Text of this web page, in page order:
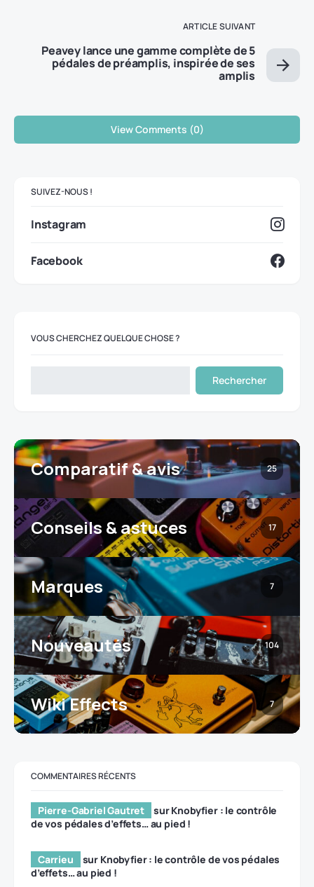
ARTICLE SUIVANT
Peavey lance une gamme complète de 5
pédales de préamplis, inspirée de ses
amplis
View Comments (0)
SUIVEZ-NOUS !
Instagram
Facebook
VOUS CHERCHEZ QUELQUE CHOSE ?
Rechercher
Comparatif & avis 25
Conseils & astuces 17
Marques 7
Nouveautés 104
Wiki Effects 7
COMMENTAIRES RÉCENTS
Pierre-Gabriel Gautret surKnobyfier : le contrôle
de vos pédales d’effets… au pied !
Carrieu sur Knobyfier : le contrôle de vos pédales
d’effets… au pied !